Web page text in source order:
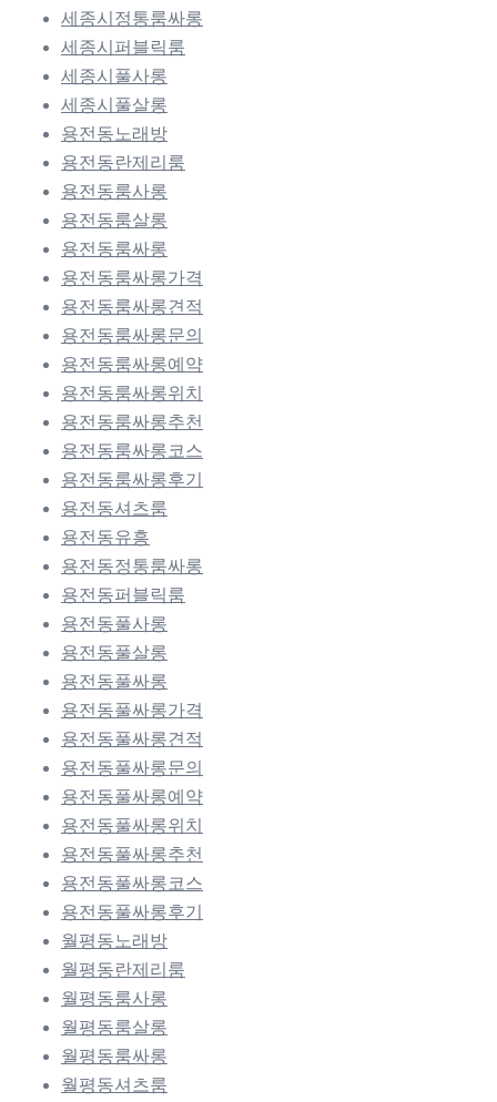
세종시정통룸싸롱
세종시퍼블릭룸
세종시풀사롱
세종시풀살롱
용전동노래방
용전동란제리룸
용전동룸사롱
용전동룸살롱
용전동룸싸롱
용전동룸싸롱가격
용전동룸싸롱견적
용전동룸싸롱문의
용전동룸싸롱예약
용전동룸싸롱위치
용전동룸싸롱추천
용전동룸싸롱코스
용전동룸싸롱후기
용전동셔츠룸
용전동유흥
용전동정통룸싸롱
용전동퍼블릭룸
용전동풀사롱
용전동풀살롱
용전동풀싸롱
용전동풀싸롱가격
용전동풀싸롱견적
용전동풀싸롱문의
용전동풀싸롱예약
용전동풀싸롱위치
용전동풀싸롱추천
용전동풀싸롱코스
용전동풀싸롱후기
월평동노래방
월평동란제리룸
월평동룸사롱
월평동룸살롱
월평동룸싸롱
월평동셔츠룸